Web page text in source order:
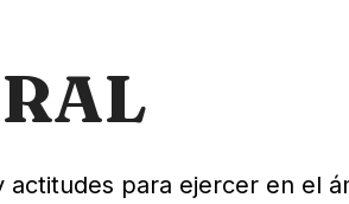
para ejercer en el